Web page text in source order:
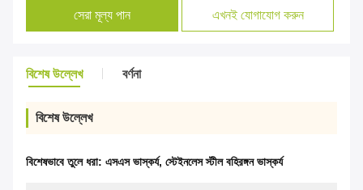
সেরা মূল্য পান এখনই যোগাযোগ করুন
বিশেষ উল্লেখ বর্ণনা
বিশেষ উল্লেখ
বিশেষভাবে তুলে ধরা: এসএস ভাস্কর্য, স্টেইনলেস স্টীল বহিরঙ্গন ভাস্কর্য